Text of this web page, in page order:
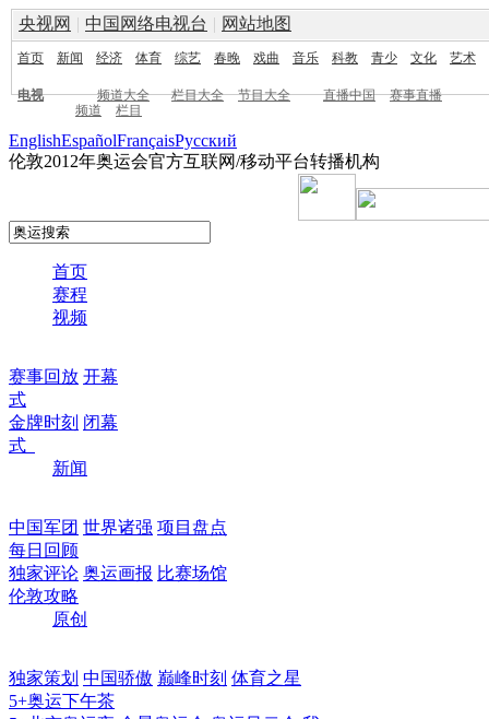
央视网 | 中国网络电视台 | 网站地图
首页 新闻 经济 体育 综艺 春晚 戏曲 音乐 科教 青少 文化 艺术
电视 频道大全 栏目大全 节目大全 直播中国
赛事直播
频道
栏目
EnglishEspañolFrançaisPусский
伦敦2012年奥运会官方互联网/移动平台转播机构
首页
赛程
视频
赛事回放 开幕
式
金牌时刻 闭幕
式
新闻
中国军团 世界诸强 项目盘点
每日回顾
独家评论 奥运画报 比赛场馆
伦敦攻略
原创
独家策划 中国骄傲 巅峰时刻 体育之星
5+奥运下午茶